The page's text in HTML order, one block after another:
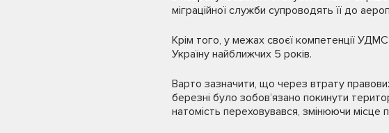
міграційної служби супроводять її до
Крім того, у межах своєї компетенції
Україну найближчих 5 років.
Варто зазначити, що через втрату
березні було зобов’язано покинути
натомість переховувався, змінюючи місце